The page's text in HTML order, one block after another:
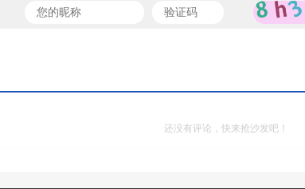
还没有评论，快来抢沙发吧！